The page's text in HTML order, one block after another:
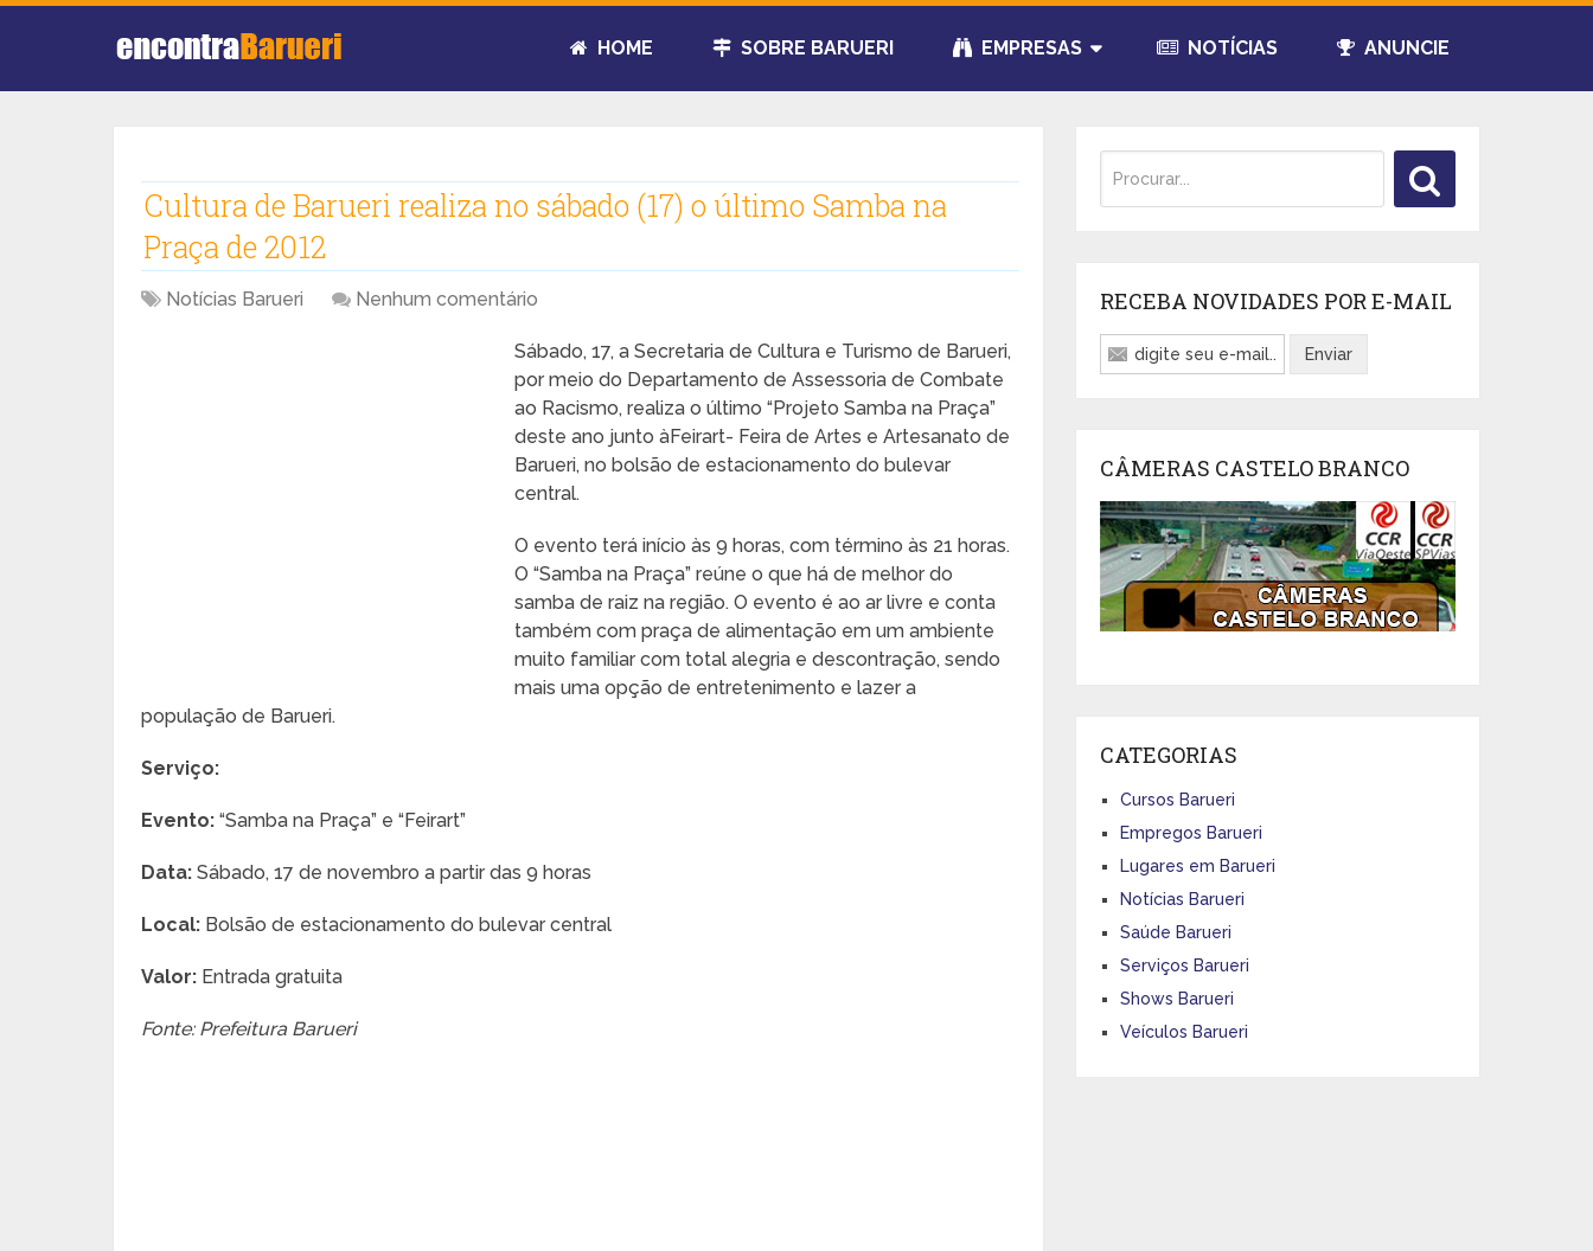
HOME SOBRE BARUERI EMPRESAS NOTÍCIAS ANUNCIE
Cultura de Barueri realiza no sábado (17) o último Samba na
Praça de 2012
Notícias Barueri Nenhum comentário
Sábado, 17, a Secretaria de Cultura e Turismo de Barueri,
por meio do Departamento de Assessoria de Combate
ao Racismo, realiza o último “Projeto Samba na Praça”
deste ano junto àFeirart- Feira de Artes e Artesanato de
Barueri, no bolsão de estacionamento do bulevar
central.
O evento terá início às 9 horas, com término às 21 horas.
O “Samba na Praça” reúne o que há de melhor do
samba de raiz na região. O evento é ao ar livre e conta
também com praça de alimentação em um ambiente
muito familiar com total alegria e descontração, sendo
mais uma opção de entretenimento e lazer a
população de Barueri.
Serviço:
Evento: “Samba na Praça” e “Feirart”
Data: Sábado, 17 de novembro a partir das 9 horas
Local: Bolsão de estacionamento do bulevar central
Valor: Entrada gratuita
Fonte: Prefeitura Barueri
RECEBA NOVIDADES POR E-MAIL
CÂMERAS CASTELO BRANCO
CATEGORIAS
Cursos Barueri
Empregos Barueri
Lugares em Barueri
Notícias Barueri
Saúde Barueri
Serviços Barueri
Shows Barueri
Veículos Barueri